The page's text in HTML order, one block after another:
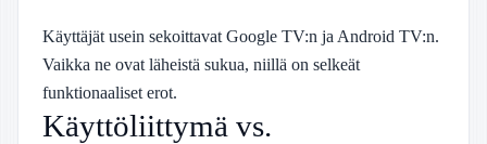
Käyttäjät usein sekoittavat Google TV:n ja Android TV:n.
Vaikka ne ovat läheistä sukua, niillä on selkeät
funktionaaliset erot.
Käyttöliittymä vs.